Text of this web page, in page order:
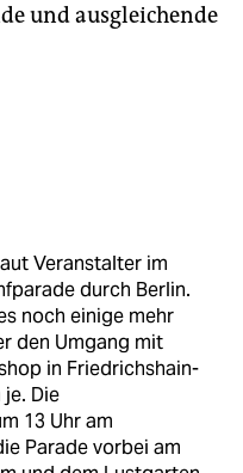
und ausgleichende
Veranstalter im
durch Berlin.
noch einige mehr
den Umgang mit
in Friedrichshain-
Die
13 Uhr am
Parade vorbei am